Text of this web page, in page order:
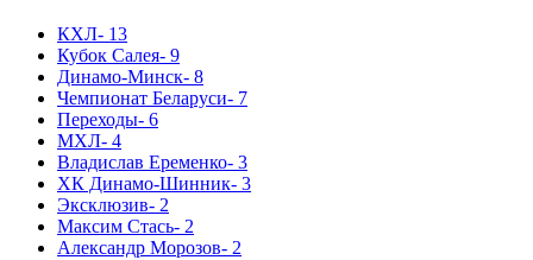
КХЛ- 13
Кубок Салея- 9
Динамо-Минск- 8
Чемпионат Беларуси- 7
Переходы- 6
МХЛ- 4
Владислав Еременко- 3
ХК Динамо-Шинник- 3
Эксклюзив- 2
Максим Стась- 2
Александр Морозов- 2